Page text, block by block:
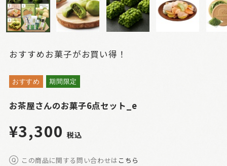
おすすめお菓子がお買い得！
おすすめ 期間限定
お茶屋さんのお菓子6点セット_e
¥3,300 税込
この商品に関する問い合わせは こちら